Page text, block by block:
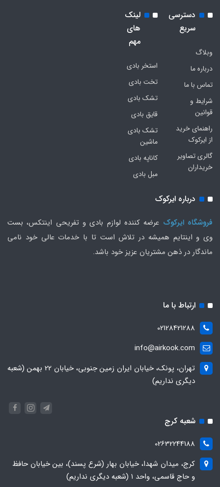
دسترسی
سریع
وبلاگ
درباره ما
تماس با ما
شرایط و
قوانین
راهنمای خرید
از ایرکوک
گالری تصاویر
خریداران
لینک
های
مهم
استخر بادی
تخت بادی
تشک بادی
قایق بادی
تشک بادی
ماشین
کاناپه بادی
مبل بادی
درباره ایرکوک
فروشگاه ایرکوک عرضه کننده لوازم بادی و تفریحی اینتکس، بست
وی و اینتایم همیشه در تلاش است تا با خدمات عالی خود نامی
ماندگار در ذهن مشتریان عزیز خود باشد.
ارتباط با ما
02128421288
info@airkook.com
تهران، پونک، خیابان ایران زمین جنوبی، خیابان 22 بهمن (شعبه
دیگری نداریم)
شعبه کرج
02632244188
کرج، میدان شهدا، خیابان بهار (شرع پسند)، بین خیابان حافظ
و حاج قاسمی، واحد ۱ (شعبه دیگری نداریم)